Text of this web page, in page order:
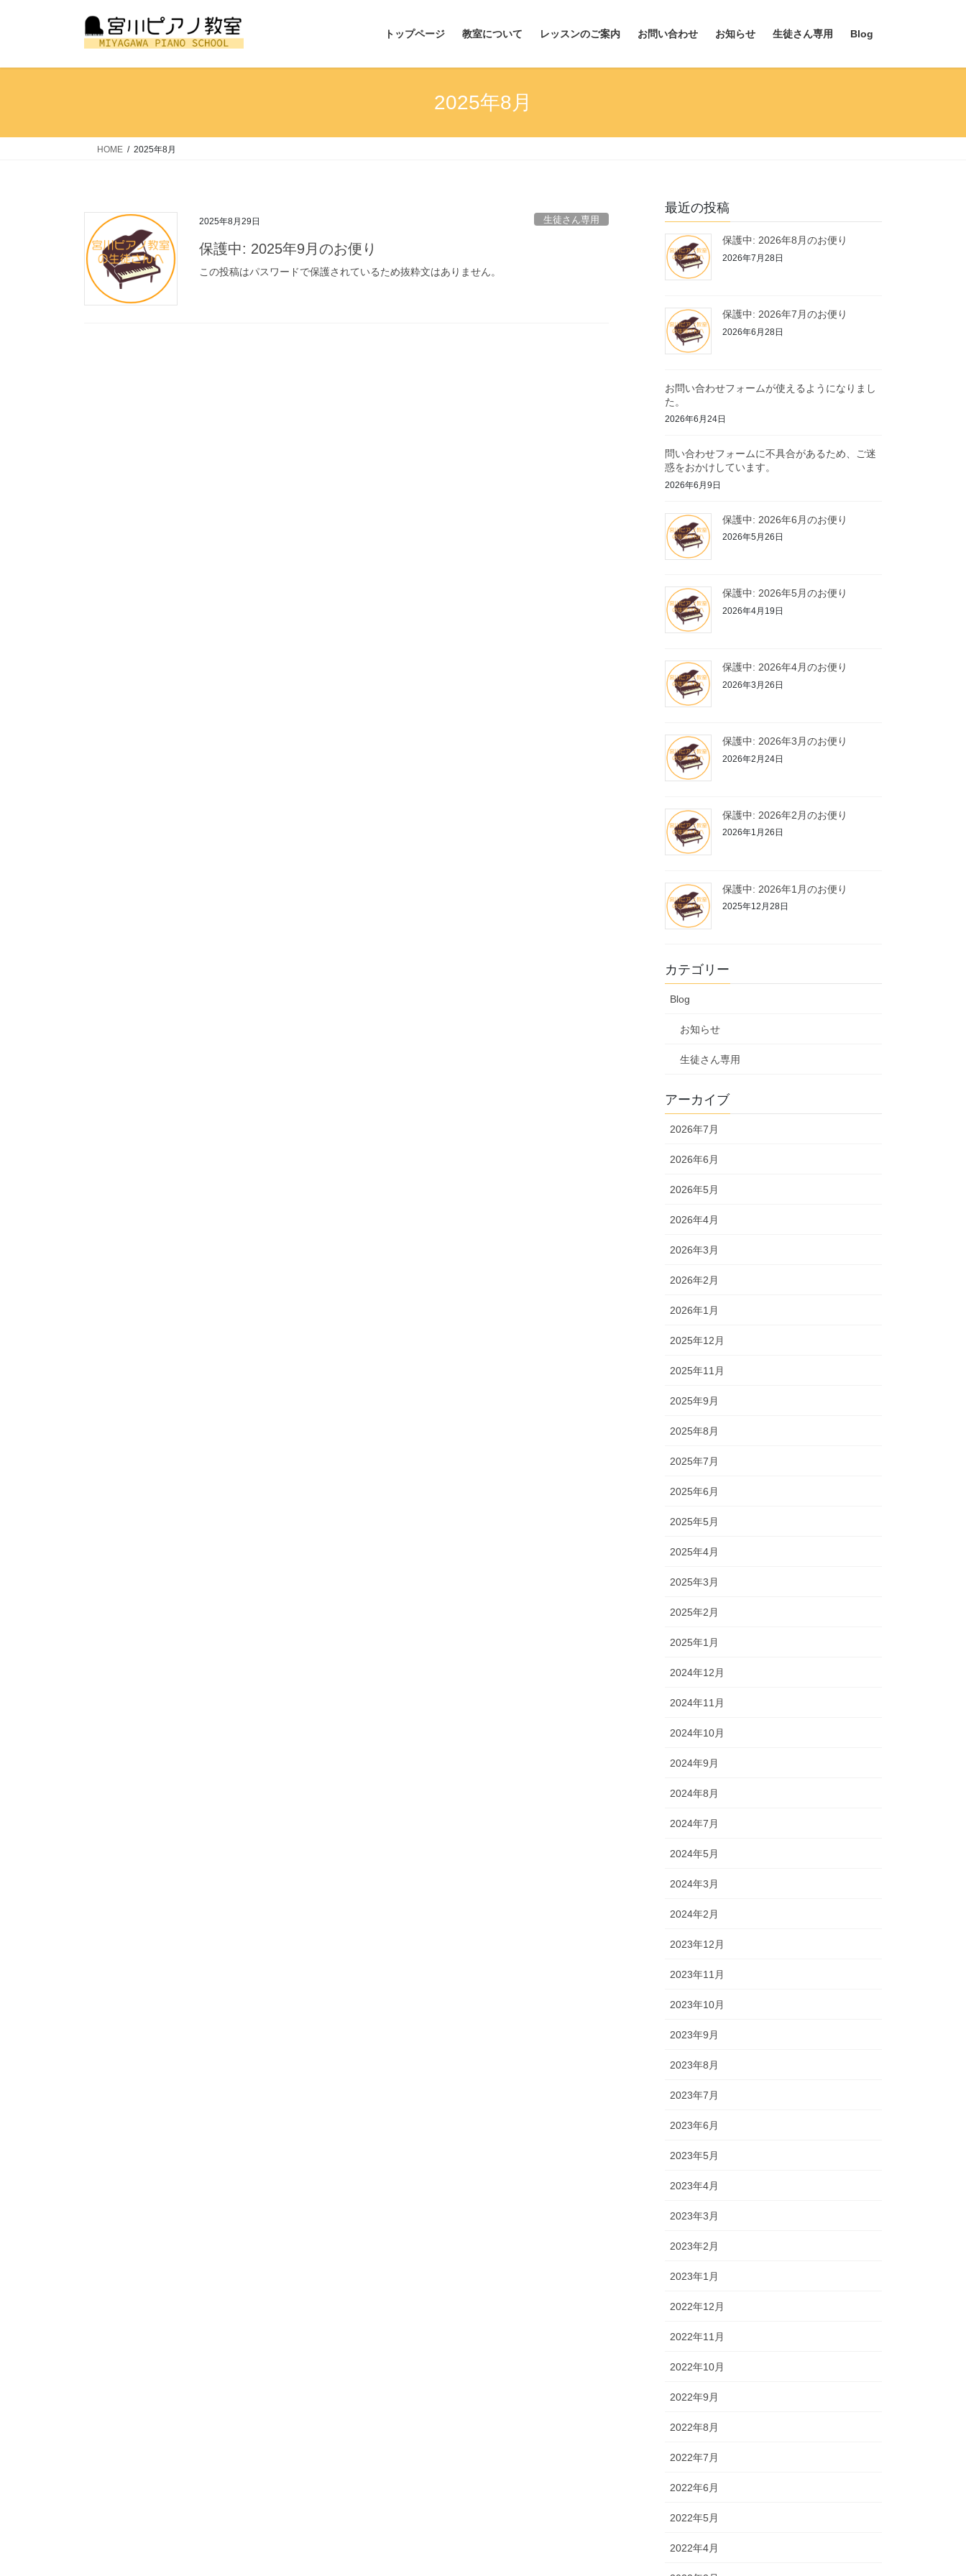
トップページ 教室について レッスンのご案内 お問い合わせ お知らせ 生徒さん専用 Blog
2025年8月
HOME 2025年8月
2025年8月29日 生徒さん専用
保護中: 2025年9月のお便り
この投稿はパスワードで保護されているため抜粋文はありません。
最近の投稿
保護中: 2026年8月のお便り
2026年7月28日
保護中: 2026年7月のお便り
2026年6月28日
お問い合わせフォームが使えるようになりまし
た。
2026年6月24日
問い合わせフォームに不具合があるため、ご迷
惑をおかけしています。
2026年6月9日
保護中: 2026年6月のお便り
2026年5月26日
保護中: 2026年5月のお便り
2026年4月19日
保護中: 2026年4月のお便り
2026年3月26日
保護中: 2026年3月のお便り
2026年2月24日
保護中: 2026年2月のお便り
2026年1月26日
保護中: 2026年1月のお便り
2025年12月28日
カテゴリー
Blog
お知らせ
生徒さん専用
アーカイブ
2026年7月
2026年6月
2026年5月
2026年4月
2026年3月
2026年2月
2026年1月
2025年12月
2025年11月
2025年9月
2025年8月
2025年7月
2025年6月
2025年5月
2025年4月
2025年3月
2025年2月
2025年1月
2024年12月
2024年11月
2024年10月
2024年9月
2024年8月
2024年7月
2024年5月
2024年3月
2024年2月
2023年12月
2023年11月
2023年10月
2023年9月
2023年8月
2023年7月
2023年6月
2023年5月
2023年4月
2023年3月
2023年2月
2023年1月
2022年12月
2022年11月
2022年10月
2022年9月
2022年8月
2022年7月
2022年6月
2022年5月
2022年4月